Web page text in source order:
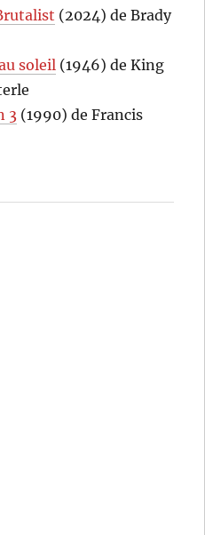
(2024) de Brady
soleil (1946) de King
3 (1990) de Francis